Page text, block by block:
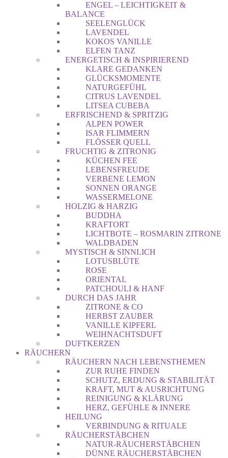
ENGEL – LEICHTIGKEIT &
BALANCE
SEELENGLÜCK
LAVENDEL
KOKOS VANILLE
ELFEN TANZ
ENERGETISCH & INSPIRIEREND
KLARE GEDANKEN
GLÜCKSMOMENTE
NATURGEFÜHL
CITRUS LAVENDEL
LITSEA CUBEBA
ERFRISCHEND & SPRITZIG
ALPEN POWER
ISAR FLIMMERN
FLÖSSER QUELL
FRUCHTIG & ZITRONIG
KÜCHEN FEE
LEBENSFREUDE
VERBENE LEMON
SONNEN ORANGE
WASSERMELONE
HOLZIG & HARZIG
BUDDHA
KRAFTORT
LICHTBOTE – ROSMARIN ZITRONE
WALDBADEN
MYSTISCH & SINNLICH
LOTUSBLÜTE
ROSE
ORIENTAL
PATCHOULI & HANF
DURCH DAS JAHR
ZITRONE & CO
HERBST ZAUBER
VANILLE KIPFERL
WEIHNACHTSDUFT
DUFTKERZEN
RÄUCHERN
RÄUCHERN NACH LEBENSTHEMEN
ZUR RUHE FINDEN
SCHUTZ, ERDUNG & STABILITÄT
KRAFT, MUT & AUSRICHTUNG
REINIGUNG & KLÄRUNG
HERZ, GEFÜHLE & INNERE
HEILUNG
VERBINDUNG & RITUALE
RÄUCHERSTÄBCHEN
NATUR-RÄUCHERSTÄBCHEN
DÜNNE RÄUCHERSTÄBCHEN